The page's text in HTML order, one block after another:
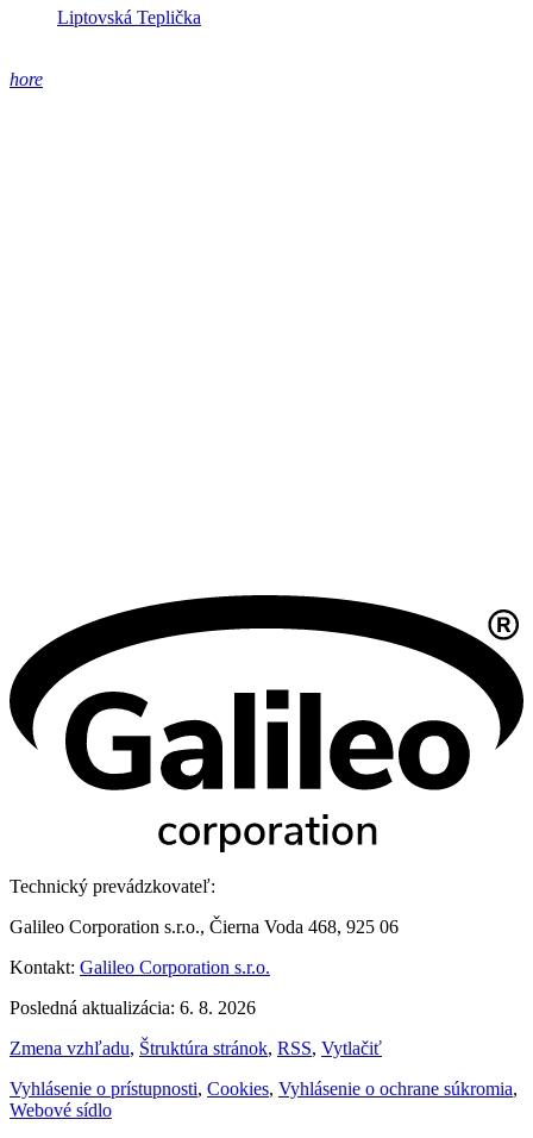
Liptovská Teplička
hore
Technický prevádzkovateľ:
Galileo Corporation s.r.o., Čierna Voda 468, 925 06
Kontakt: Galileo Corporation s.r.o.
Posledná aktualizácia: 6. 8. 2026
Zmena vzhľadu, Štruktúra stránok, RSS, Vytlačiť
Vyhlásenie o prístupnosti, Cookies, Vyhlásenie o ochrane súkromia,
Webové sídlo